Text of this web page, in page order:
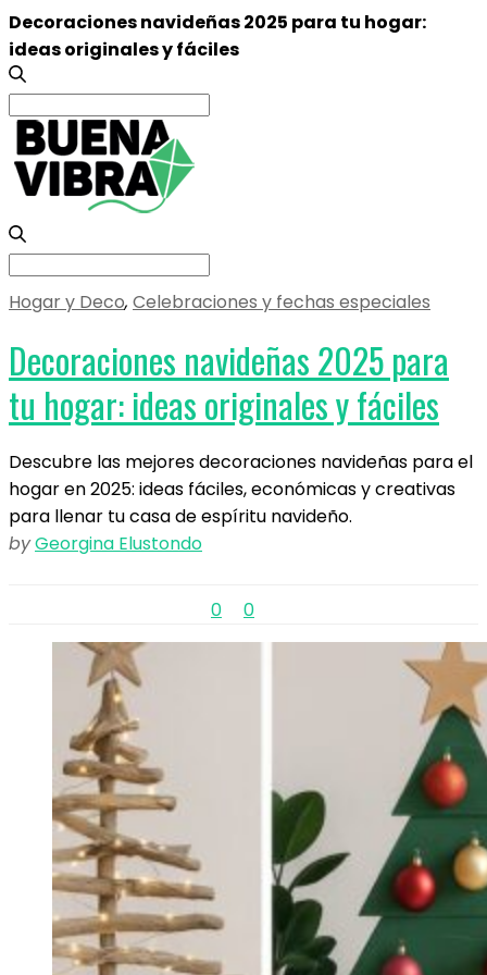
Decoraciones navideñas 2025 para tu hogar:
ideas originales y fáciles
Search
for:
Search
Hogar y Deco, Celebraciones y fechas especiales
Decoraciones navideñas 2025 para
tu hogar: ideas originales y fáciles
Descubre las mejores decoraciones navideñas para el
hogar en 2025: ideas fáciles, económicas y creativas
para llenar tu casa de espíritu navideño.
byGeorgina Elustondo
0 0